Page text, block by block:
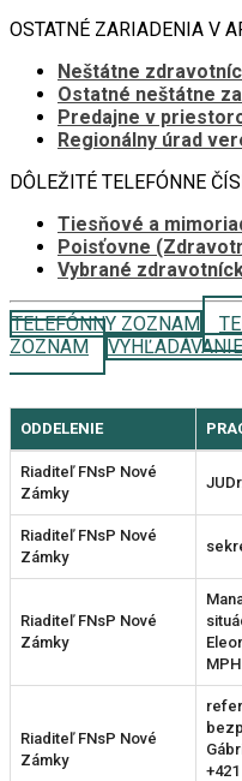
OSTATNÉ ZARIADENIA V
Neštátne
Ostatné neštátne
Predajne v
Regionálny úrad
DÔLEŽITÉ TELEFÓNNE
Tiesňové a
Poisťovne
Vybrané
TELEFÓNNY ZOZNAM
ZOZNAM
VYHĽADÁVANIE
ODDELENIE
Riaditeľ FNsP Nové
Zámky
Riaditeľ FNsP Nové
Zámky
Riaditeľ FNsP Nové
Zámky
Riaditeľ FNsP Nové
Zámky
+421